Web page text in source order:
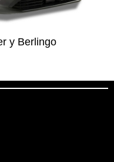
y Berlingo